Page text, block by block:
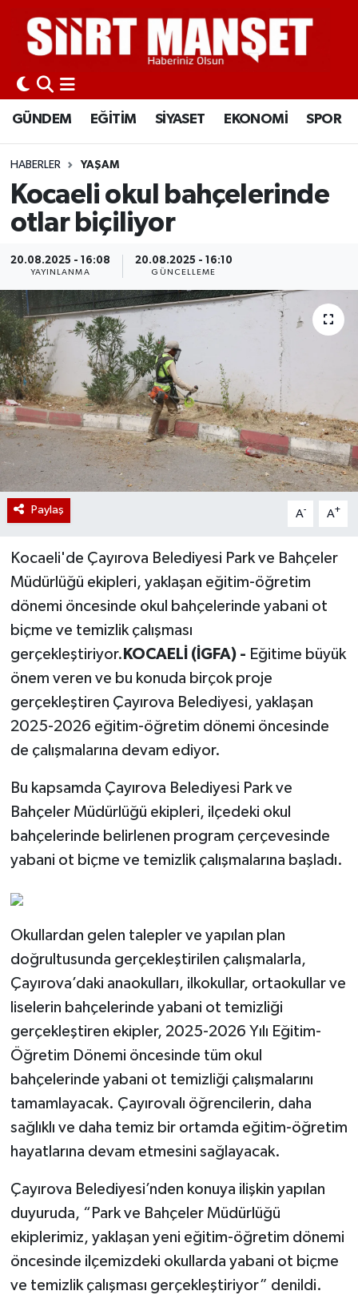
GÜNDEM EĞİTİM SİYASET EKONOMİ SPOR
HABERLER YAŞAM
Kocaeli okul bahçelerinde
otlar biçiliyor
20.08.2025 - 16:08
YAYINLANMA
20.08.2025 - 16:10
GÜNCELLEME
Paylaş A- A+
Kocaeli'de Çayırova Belediyesi Park ve Bahçeler
Müdürlüğü ekipleri, yaklaşan eğitim-öğretim
dönemi öncesinde okul bahçelerinde yabani ot
biçme ve temizlik çalışması
gerçekleştiriyor. KOCAELİ (İGFA) - Eğitime büyük
önem veren ve bu konuda birçok proje
gerçekleştiren Çayırova Belediyesi, yaklaşan
2025-2026 eğitim-öğretim dönemi öncesinde
de çalışmalarına devam ediyor.
Bu kapsamda Çayırova Belediyesi Park ve
Bahçeler Müdürlüğü ekipleri, ilçedeki okul
bahçelerinde belirlenen program çerçevesinde
yabani ot biçme ve temizlik çalışmalarına başladı.
Okullardan gelen talepler ve yapılan plan
doğrultusunda gerçekleştirilen çalışmalarla,
Çayırova’daki anaokulları, ilkokullar, ortaokullar ve
liselerin bahçelerinde yabani ot temizliği
gerçekleştiren ekipler, 2025-2026 Yılı Eğitim-
Öğretim Dönemi öncesinde tüm okul
bahçelerinde yabani ot temizliği çalışmalarını
tamamlayacak. Çayırovalı öğrencilerin, daha
sağlıklı ve daha temiz bir ortamda eğitim-öğretim
hayatlarına devam etmesini sağlayacak.
Çayırova Belediyesi’nden konuya ilişkin yapılan
duyuruda, “Park ve Bahçeler Müdürlüğü
ekiplerimiz, yaklaşan yeni eğitim-öğretim dönemi
öncesinde ilçemizdeki okullarda yabani ot biçme
ve temizlik çalışması gerçekleştiriyor” denildi.
GÜNDEM
EĞİTİM
SİYASET
EKONOMİ
SPOR
İLÇELER
KÜLTÜR-SANAT
SAĞLIK-YAŞAM
Siirt Nöbetçi Eczaneler
Siirt Hava Durumu
Siirt Namaz Vakitleri
Siirt Trafik Yoğunluk Haritası
Süper Lig Puan Durumu ve Fikstür
Tüm Manşetler
Son Dakika Haberleri
Haber Arşivi